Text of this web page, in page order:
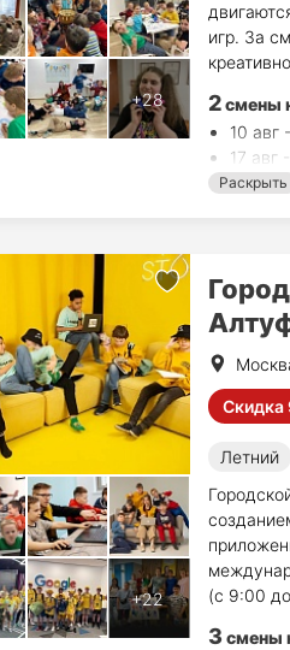
игр. За
2смены
10 авг
17 авг
Раскрыть
Скидка
Летний
(с 9:00
3 смены